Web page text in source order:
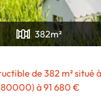
382m²
de 382 m² situé
à 91 680 €